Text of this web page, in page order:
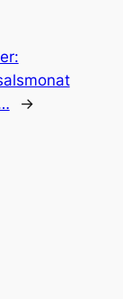
→